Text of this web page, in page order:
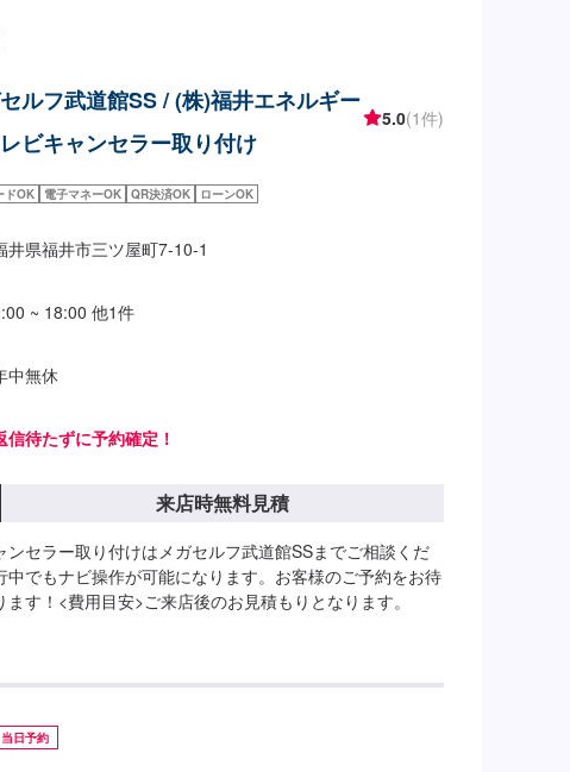
ルフ武道館SS / (株)福井エネルギー
ビキャンセラー取り付け
5.0(1件)
ドOK 電子マネーOK QR決済OK ローンOK
井県福井市三ツ屋町7-10-1
~ 18:00 他1件
中無休
信待たずに予約確定！
来店時無料見積
ンセラー取り付けはメガセルフ武道館SSまでご相談くだ
中でもナビ操作が可能になります。お客様のご予約をお待
ます！<費用目安>ご来店後のお見積もりとなります。
当日予約